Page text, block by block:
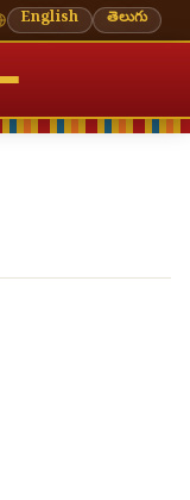
— भाद्रपद शुक्ल चतुर्थी
English తెలుగు